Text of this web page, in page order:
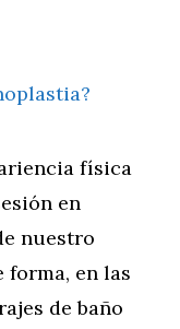
física
en
nuestro
forma, en las
de baño